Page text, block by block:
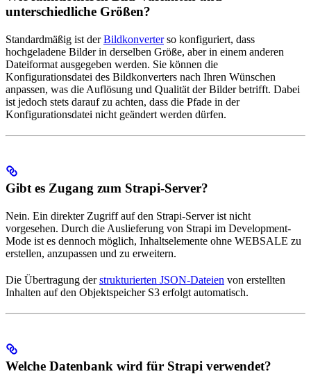
unterschiedliche Größen?
Standardmäßig ist derBildkonverterso konfiguriert, dass
hochgeladene Bilder in derselben Größe, aber in einem anderen
Dateiformat ausgegeben werden. Sie können die
Konfigurationsdatei des Bildkonverters nach Ihren Wünschen
anpassen, was die Auflösung und Qualität der Bilder betrifft. Dabei
ist jedoch stets darauf zu achten, dass die Pfade in der
Konfigurationsdatei nicht geändert werden dürfen.
Gibt es Zugang zum Strapi-Server?
Nein. Ein direkter Zugriff auf den Strapi-Server ist nicht
vorgesehen. Durch die Auslieferung von Strapi im Development-
Mode ist es dennoch möglich, Inhaltselemente ohne WEBSALE zu
erstellen, anzupassen und zu erweitern.
Die Übertragung derstrukturierten JSON-Dateien von erstellten
Inhalten auf den Objektspeicher S3 erfolgt automatisch.
Welche Datenbank wird für Strapi verwendet?